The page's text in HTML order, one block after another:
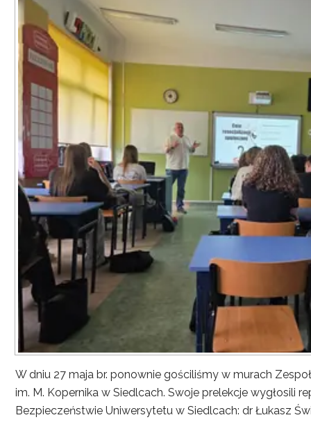
W dniu 27 maja br. ponownie gościliśmy w murach
im. M. Kopernika w Siedlcach. Swoje prelekcje wygłosili
Bezpieczeństwie Uniwersytetu w Siedlcach: dr Łukasz